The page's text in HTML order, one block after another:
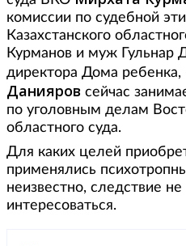
комиссии по судебной
Казахстанского
Курманов и муж Гульнар
директора Дома ребенка,
Данияров сейчас
по уголовным делам
областного суда.
Для каких целей
применялись
неизвестно, следствие
интересоваться.